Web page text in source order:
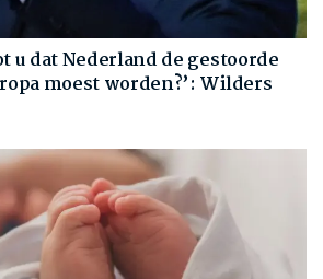
u dat Nederland de gestoorde
moest worden?’: Wilders